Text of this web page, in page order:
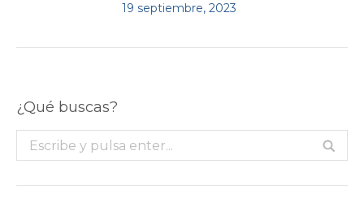
19 septiembre, 2023
¿Qué buscas?
Buscar: